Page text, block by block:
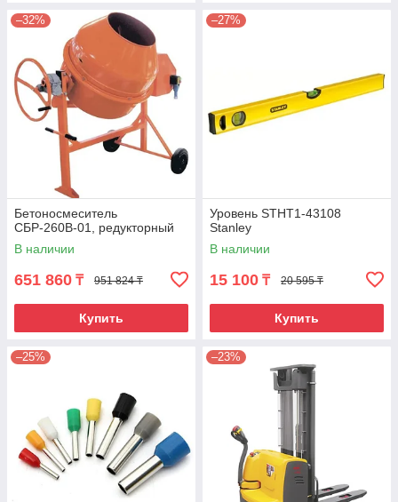
–32%
Бетоносмеситель
СБР-260В-01, редукторный
В наличии
651 860 ₸ 951 824 ₸
Купить
–27%
Уровень STHT1-43108
Stanley
В наличии
15 100 ₸ 20 595 ₸
Купить
–25% –23%